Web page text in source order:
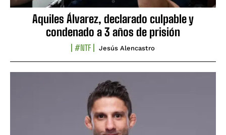
Aquiles Álvarez, declarado culpable y
condenado a 3 años de prisión
#NTF Jesús Alencastro